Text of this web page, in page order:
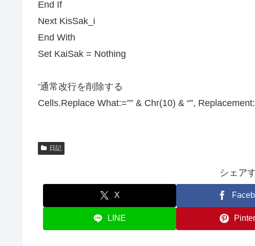
End If
Next KisSak_i
End With
Set KaiSak = Nothing
‘通常改行を削除する
Cells.Replace What:=”” & Chr(10) & “”,
日記
シェア
X
LINE